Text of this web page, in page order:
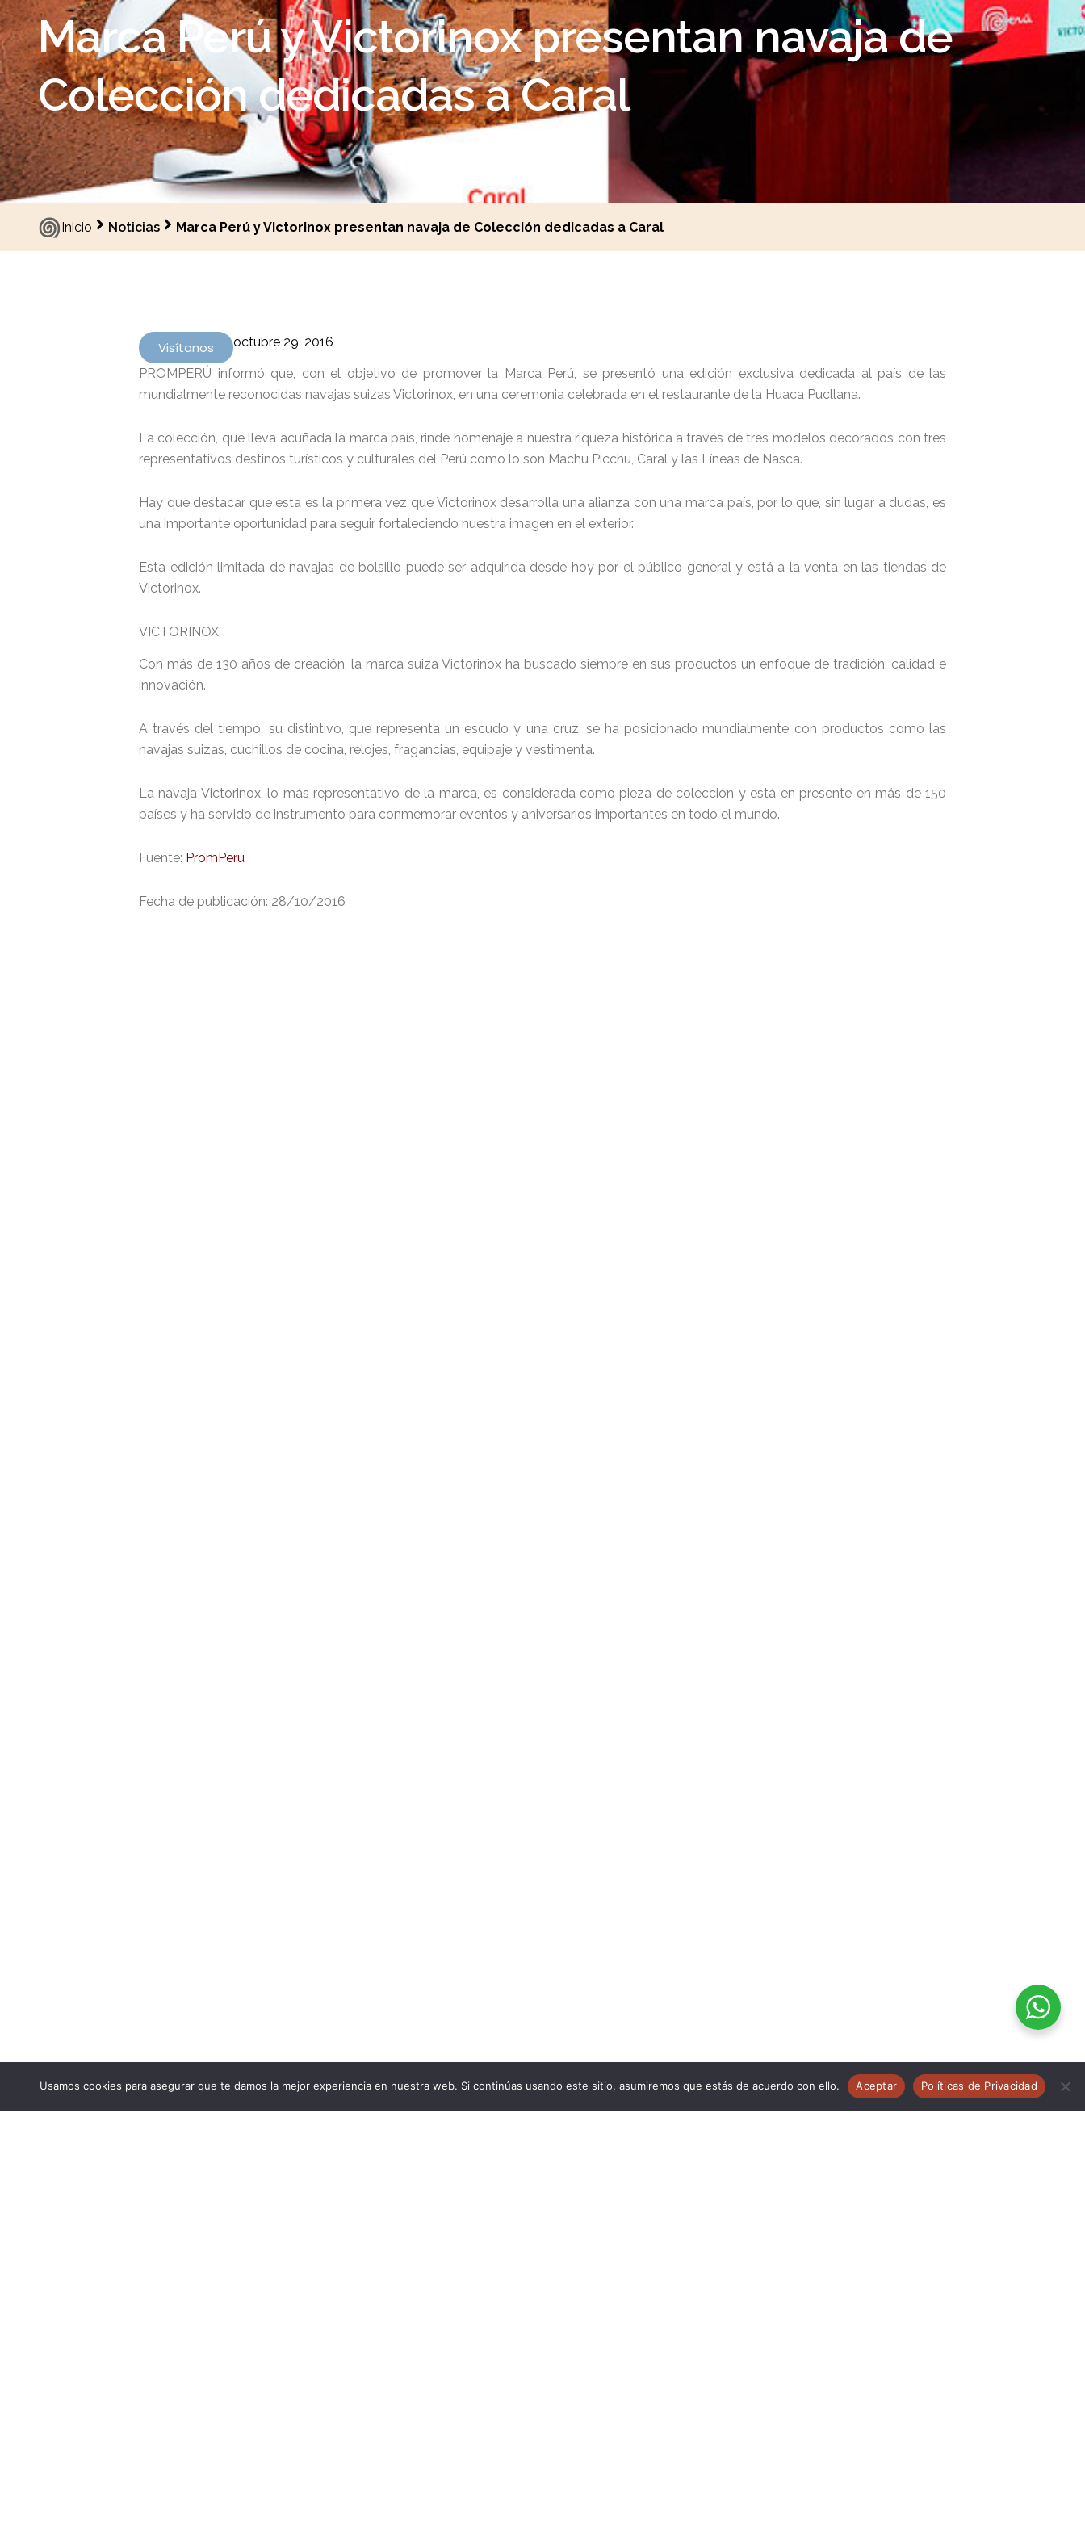
Marca Perú y Victorinox presentan navaja de
Colección dedicadas a Caral
Inicio Noticias Marca Perú y Victorinox presentan navaja de Colección dedicadas a Caral
Visítanos octubre 29, 2016
PROMPERÚ informó que, con el objetivo de promover la Marca Perú, se presentó una edición exclusiva dedicada al país de las
mundialmente reconocidas navajas suizas Victorinox, en una ceremonia celebrada en el restaurante de la Huaca Pucllana.
La colección, que lleva acuñada la marca país, rinde homenaje a nuestra riqueza histórica a través de tres modelos decorados con tres
representativos destinos turísticos y culturales del Perú como lo son Machu Picchu, Caral y las Líneas de Nasca.
Hay que destacar que esta es la primera vez que Victorinox desarrolla una alianza con una marca país, por lo que, sin lugar a dudas, es
una importante oportunidad para seguir fortaleciendo nuestra imagen en el exterior.
Esta edición limitada de navajas de bolsillo puede ser adquirida desde hoy por el público general y está a la venta en las tiendas de
Victorinox.
VICTORINOX
Con más de 130 años de creación, la marca suiza Victorinox ha buscado siempre en sus productos un enfoque de tradición, calidad e
innovación.
A través del tiempo, su distintivo, que representa un escudo y una cruz, se ha posicionado mundialmente con productos como las
navajas suizas, cuchillos de cocina, relojes, fragancias, equipaje y vestimenta.
La navaja Victorinox, lo más representativo de la marca, es considerada como pieza de colección y está en presente en más de 150
países y ha servido de instrumento para conmemorar eventos y aniversarios importantes en todo el mundo.
Fuente: PromPerú
Fecha de publicación: 28/10/2016
Usamos cookies para asegurar que te damos la mejor experiencia en nuestra web. Si continúas usando este sitio, asumiremos que estás de acuerdo con ello. Aceptar Políticas de Privacidad